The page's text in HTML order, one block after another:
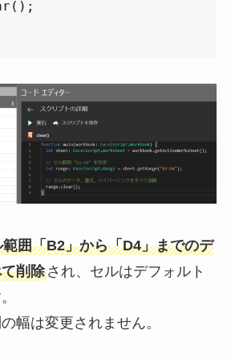
範囲「B2」から「D4」までのデ
削除され、セルはデフォルト
幅は変更されません。